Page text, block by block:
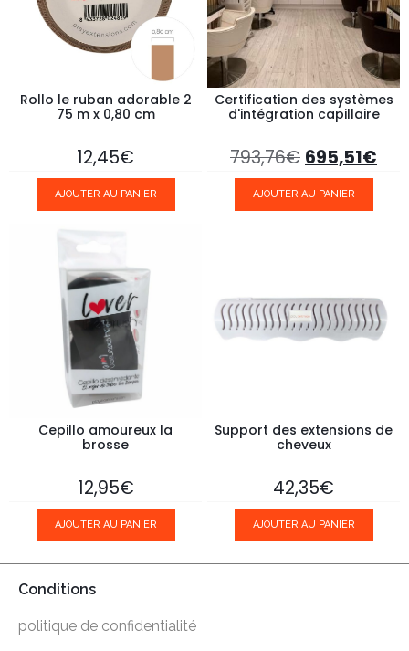
Rollo le ruban adorable 2
75 m x 0,80 cm
12,45€
AJOUTER AU PANIER
Certification des systèmes
d'intégration capillaire
793,76€ 695,51€
AJOUTER AU PANIER
Cepillo amoureux la
brosse
12,95€
AJOUTER AU PANIER
Support des extensions de
cheveux
42,35€
AJOUTER AU PANIER
Conditions
politique de confidentialité